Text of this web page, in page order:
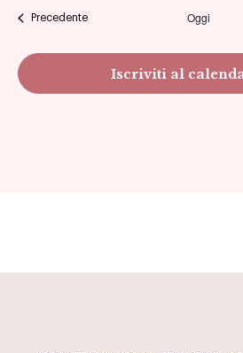
PrecedenteEventi Oggi
Iscriviti al